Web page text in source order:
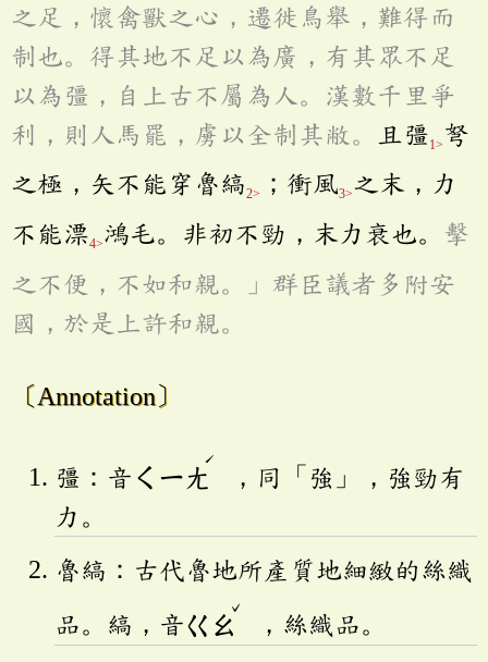
之足，懷禽獸之心，遷徙鳥舉，難得而
制也。得其地不足以為廣，有其眾不足
以為彊，自上古不屬為人。漢數千里爭
利，則人馬罷，虜以全制其敝。
且彊1> 弩
之極，矢不能穿魯縞2> ；衝風3> 之末，力
不能漂4>鴻毛。非初不勁，末力衰也。 擊
之不便，不如和親。」群臣議者多附安
國，於是上許和親。
〔Annotation〕
彊：音 ㄑㄧㄤ
ˊ
，同「強」，強勁有
力。
魯縞：古代魯地所產質地細緻的絲織
品。縞，音ㄍㄠ
ˇ
，絲織品。